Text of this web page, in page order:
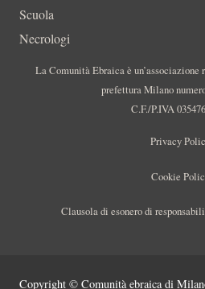
Scuola
Necrologi
La Comunità Ebraica è
prefettura Milano
C.F./P.IVA
Privacy
Cookie
Clausola di esonero di
Copyright © Comunità ebraica di